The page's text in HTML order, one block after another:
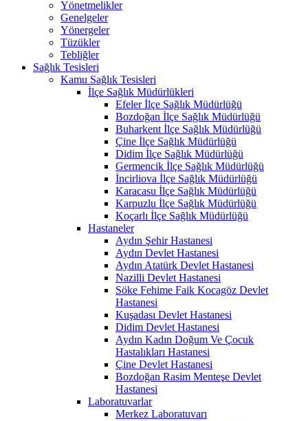
Yönetmelikler
Genelgeler
Yönergeler
Tüzükler
Tebliğler
Sağlık Tesisleri
Kamu Sağlık Tesisleri
İlçe Sağlık Müdürlükleri
Efeler İlçe Sağlık Müdürlüğü
Bozdoğan İlçe Sağlık Müdürlüğü
Buharkent İlçe Sağlık Müdürlüğü
Çine İlçe Sağlık Müdürlüğü
Didim İlçe Sağlık Müdürlüğü
Germencik İlçe Sağlık Müdürlüğü
İncirliova İlçe Sağlık Müdürlüğü
Karacasu İlçe Sağlık Müdürlüğü
Karpuzlu İlçe Sağlık Müdürlüğü
Koçarlı İlçe Sağlık Müdürlüğü
Hastaneler
Aydın Şehir Hastanesi
Aydın Devlet Hastanesi
Aydın Atatürk Devlet Hastanesi
Nazilli Devlet Hastanesi
Söke Fehime Faik Kocagöz Devlet
Hastanesi
Kuşadası Devlet Hastanesi
Didim Devlet Hastanesi
Aydın Kadın Doğum Ve Çocuk
Hastalıkları Hastanesi
Çine Devlet Hastanesi
Bozdoğan Rasim Menteşe Devlet
Hastanesi
Laboratuvarlar
Merkez Laboratuvarı